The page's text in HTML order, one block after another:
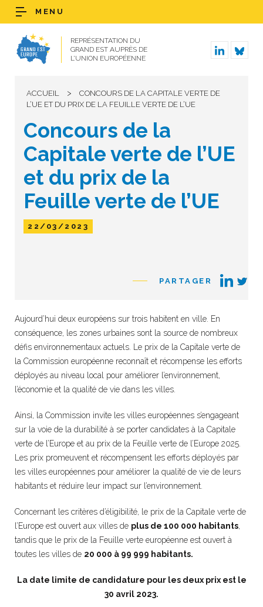
REPRÉSENTATION DU
GRAND EST AUPRÈS DE
L’UNION EUROPÉENNE
MENU
ACCUEIL >
CONCOURS DE LA CAPITALE VERTE DE
L’UE ET DU PRIX DE LA FEUILLE VERTE DE L’UE
Concours de la
Capitale verte de l’UE
et du prix de la
Feuille verte de l’UE
22/03/2023
PARTAGER
Aujourd’hui deux européens sur trois habitent en ville. En
conséquence, les zones urbaines sont la source de nombreux
défis environnementaux actuels. Le prix de la Capitale verte de
la Commission européenne reconnaît et récompense les efforts
déployés au niveau local pour améliorer l’environnement,
l’économie et la qualité de vie dans les villes.
Ainsi, la Commission invite les villes européennes s’engageant
sur la voie de la durabilité à se porter candidates à la Capitale
verte de l’Europe et au prix de la Feuille verte de l’Europe 2025.
Les prix promeuvent et récompensent les efforts déployés par
les villes européennes pour améliorer la qualité de vie de leurs
habitants et réduire leur impact sur l’environnement.
Concernant les critères d’éligibilité, le prix de la Capitale verte de
l’Europe est ouvert aux villes de plus de 100 000 habitants,
tandis que le prix de la Feuille verte européenne est ouvert à
toutes les villes de 20 000 à 99 999 habitants.
La date limite de candidature pour les deux prix est le
30 avril 2023.